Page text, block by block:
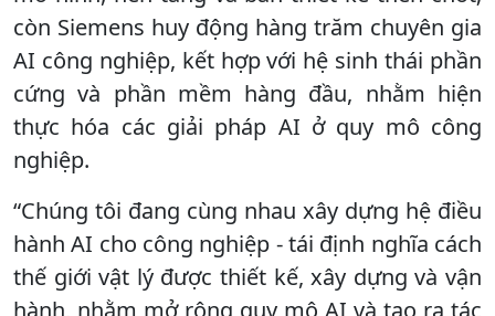
còn Siemens huy động hàng trăm chuyên gia
AI công nghiệp, kết hợp với hệ sinh thái phần
cứng và phần mềm hàng đầu, nhằm hiện
thực hóa các giải pháp AI ở quy mô công
nghiệp.
“Chúng tôi đang cùng nhau xây dựng hệ điều
hành AI cho công nghiệp - tái định nghĩa cách
thế giới vật lý được thiết kế, xây dựng và vận
hành, nhằm mở rộng quy mô AI và tạo ra tác